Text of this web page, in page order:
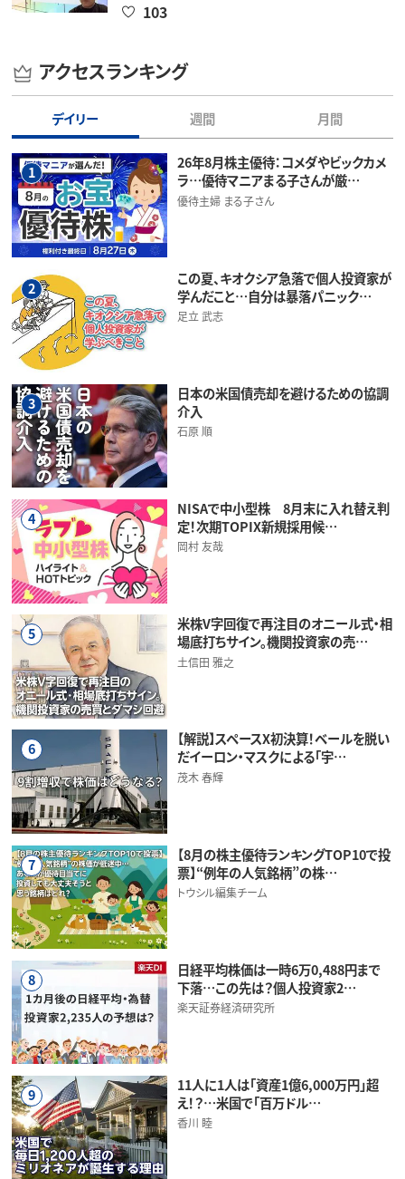
103
アクセスランキング
デイリー 週間 月間
1
26年8月株主優待：コメダやビックカメ
ラ…優待マニアまる子さんが厳…
優待主婦 まる子さん
2
この夏、キオクシア急落で個人投資家が
学んだこと…自分は暴落パニック…
足立 武志
3
日本の米国債売却を避けるための協調
介入
石原 順
4
NISAで中小型株 8月末に入れ替え判
定！次期TOPIX新規採用候…
岡村 友哉
5
米株V字回復で再注目のオニール式・相
場底打ちサイン。機関投資家の売…
土信田 雅之
6
【解説】スペースX初決算！ベールを脱い
だイーロン・マスクによる「宇…
茂木 春輝
7
【8月の株主優待ランキングTOP10で投
票】“例年の人気銘柄”の株…
トウシル編集チーム
8
日経平均株価は一時6万0,488円まで
下落…この先は？個人投資家2…
楽天証券経済研究所
9
11人に1人は「資産1億6,000万円」超
え！？…米国で「百万ドル…
香川 睦